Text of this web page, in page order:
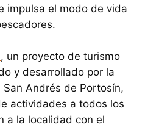
impulsa el modo de vida
, un proyecto de turismo
y desarrollado por la
Andrés de Portosín,
actividades a todos los
a la localidad con el